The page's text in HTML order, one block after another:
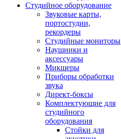
Студийное оборудование
Звуковые карты,
портостудии,
рекордеры
Студийные мониторы
Наушники и
аксессуары
Микшеры
Приборы обработки
звука
Директ-боксы
Комплектующие для
студийного
оборудования
Стойки для